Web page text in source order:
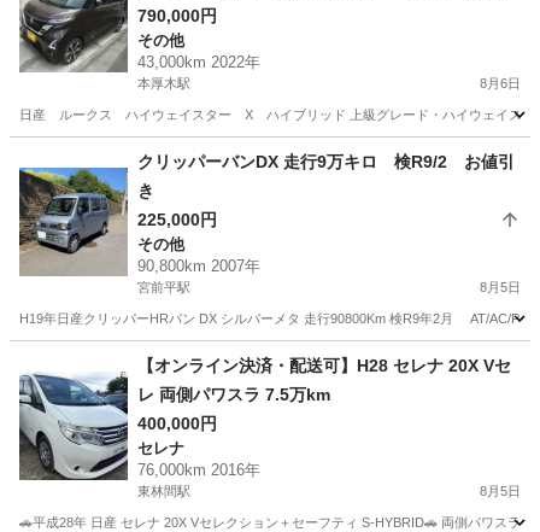
車検R9.11 ハイブリッド
790,000円
その他
43,000km 2022年
本厚木駅 8月6日
日産 ルークス ハイウェイスター X ハイブリッド 上級グレード・ハイウェイスタ
本厚木駅
クリッパーバンDX 走行9万キロ 検R9/2 お値引
き
225,000円
その他
90,800km 2007年
宮前平駅 8月5日
H19年日産クリッパーHRバン DX シルバーメタ 走行90800Km 検R9年2月 AT/AC/
宮前平駅 その他 クリッパー
【オンライン決済・配送可】H28 セレナ 20X Vセ
レ 両側パワスラ 7.5万km
400,000円
セレナ
76,000km 2016年
東林間駅 8月5日
🚗平成28年 日産 セレナ 20X Vセレクション＋セーフティ S-HYBRID🚗 両側パワスラ